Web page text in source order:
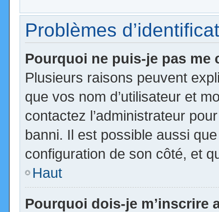
Problèmes
Pourquoi ne puis-je pas me
Plusieurs raisons peuvent
que vos nom d’utilisateur et
contactez l’administrateur
banni. Il est possible aussi
configuration de son côté, et
Haut
Pourquoi dois-je m’inscrire